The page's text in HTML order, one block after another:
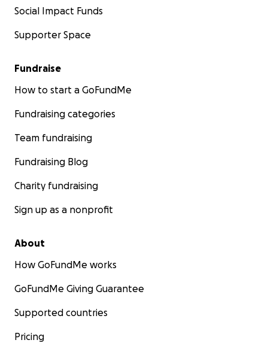
Social Impact Funds
Supporter Space
Fundraise
How to start a GoFundMe
Fundraising categories
Team fundraising
Fundraising Blog
Charity fundraising
Sign up as a nonprofit
About
How GoFundMe works
GoFundMe Giving Guarantee
Supported countries
Pricing